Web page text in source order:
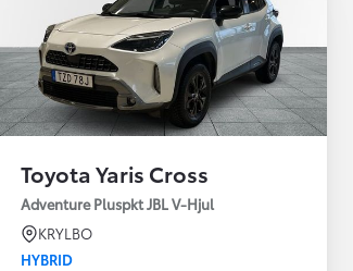
Toyota Yaris Cross
Adventure Pluspkt JBL V-Hjul
KRYLBO
HYBRID